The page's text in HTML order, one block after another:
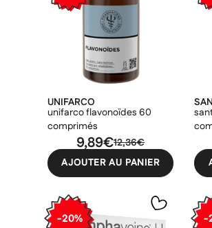
UNIFARCO
unifarco flavonoïdes 60
comprimés
12,36€
9,89€
AJOUTER AU PANIER
-20% -
Ajouter à ma liste d'envies
((modalTitle))
((confirmMessage))
Créer une liste d'envies
Nom de la liste d'envies
Connexion
Vous devez être connecté